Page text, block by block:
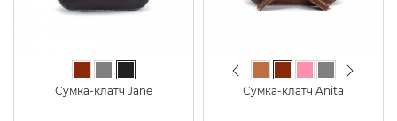
Сумка-клатч Jane
Previous Світло-коричневий
Коричневий
Світло-рожевий
СірийЧорний
Next
Сумка-клатч Anita